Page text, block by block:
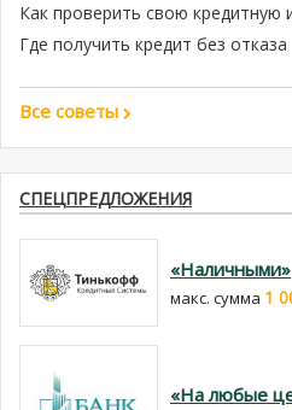
Как проверить свою кредитную
Где получить кредит без отказа
Все советы
СПЕЦПРЕДЛОЖЕНИЯ
«Наличными»
макс. сумма 1
«На любые